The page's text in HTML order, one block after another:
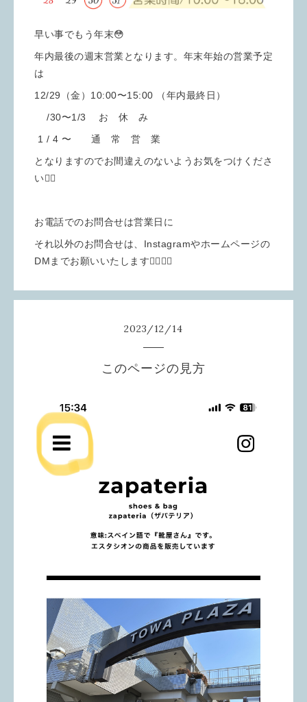
早い事でもう年末😳
年内最後の週末営業となります。年末年始の営業予定
は
12/29（金）10:00〜15:00 （年内最終日）
/30〜1/3 お 休 み
1 / 4 〜 通 常 営 業
となりますのでお間違えのないようお気をつけくださ
い🙇‍♀️
お電話でのお問合せは営業日に
それ以外のお問合せは、Instagramやホームページの
DMまでお願いいたします🙇‍♀️🙇‍♀️
2023/12/14
このページの見方